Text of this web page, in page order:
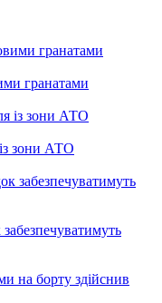
гранатами
зони АТО